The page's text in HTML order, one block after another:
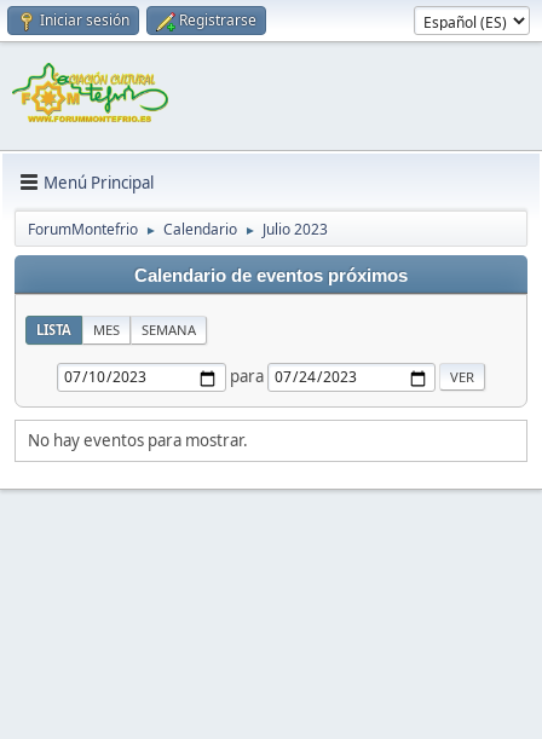
Iniciar sesión Registrarse
Menú Principal
ForumMontefrio ► Calendario ► Julio 2023
Calendario de eventos próximos
LISTA MES SEMANA
para
No hay eventos para mostrar.